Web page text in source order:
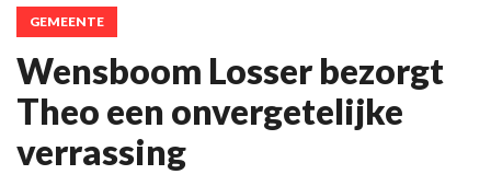
GEMEENTE
Wensboom Losser bezorgt
Theo een onvergetelijke
verrassing